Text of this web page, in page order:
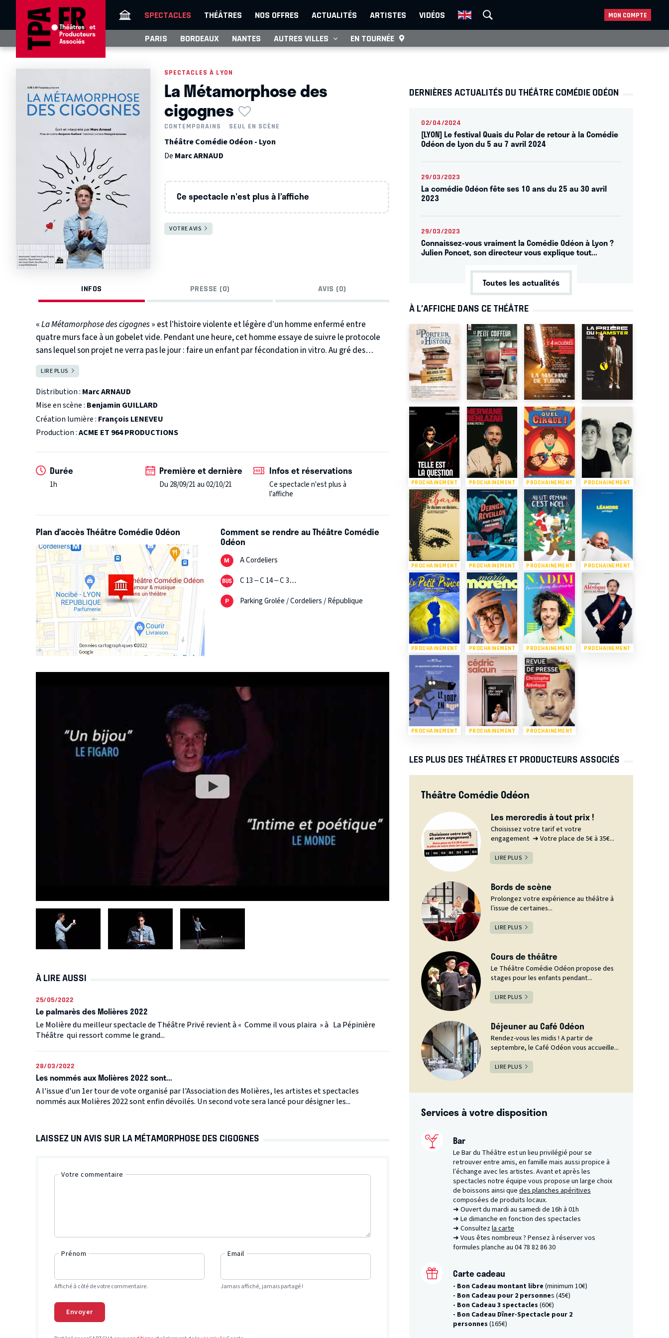
SPECTACLES THÉÂTRES NOS OFFRES ACTUALITÉS ARTISTES VIDÉOS MON COMPTE
PARIS BORDEAUX NANTES AUTRES VILLES EN TOURNÉE
SPECTACLES À LYON
La Métamorphose des
cigognes
CONTEMPORAINS SEUL EN SCÈNE
Théâtre Comédie Odéon - Lyon
De Marc ARNAUD
Ce spectacle n'est plus à l’affiche
VOTRE AVIS
INFOS PRESSE (0) AVIS (0)
«La Métamorphose des cigognes» est l’histoire violente et légère d’un homme enfermé entre
quatre murs face à un gobelet vide. Pendant une heure, cet homme essaye de suivre le protocole
sans lequel son projet ne verra pas le jour : faire un enfant par fécondation in vitro. Au gré des
apparitions de personnages qui se veulent délirants à force de se vouloir pragmatiques, Marc
Arnaud poétise une situation plus que triviale et fait de l’endroit sordide où il est enfermé le pays
fantastique de son imagination.
LIRE PLUS
Distribution : Marc ARNAUD
Mise en scène : Benjamin GUILLARD
Création lumière : François LENEVEU
Production :ACME ET 964 PRODUCTIONS
Durée
1h
Première et dernière
Du 28/09/21 au 02/10/21
Infos et réservations
Ce spectacle n'est plus à
l’affiche
Plan d’accès Théâtre Comédie Odéon
Données cartographiques ©2022
Google
Comment se rendre au Théâtre Comédie
Odéon
A Cordeliers
C 13 – C 14 – C 3…
Parking Grolée / Cordeliers / République
À LIRE AUSSI
25/05/2022
Le palmarès des Molières 2022
Le Molière du meilleur spectacle de Théâtre Privé revient à « Comme il vous plaira » à La Pépinière
Théâtre qui ressort comme le grand...
28/03/2022
Les nommés aux Molières 2022 sont...
A l'issue d'un 1er tour de vote organisé par l'Association des Molières, les artistes et spectacles
nommés aux Molières 2022 sont enfin dévoilés. Un second vote sera lancé pour désigner les...
LAISSEZ UN AVIS SUR LA MÉTAMORPHOSE DES CIGOGNES
Votre commentaire
Prénom
Affiché à côté de votre commentaire.
Email
Jamais affiché, jamais partagé !
Envoyer
DERNIÈRES ACTUALITÉS DU THÉÂTRE COMÉDIE ODÉON
02/04/2024
[LYON] Le festival Quais du Polar de retour à la Comédie
Odéon de Lyon du 5 au 7 avril 2024
29/03/2023
La comédie Odéon fête ses 10 ans du 25 au 30 avril
2023
29/03/2023
Connaissez-vous vraiment la Comédie Odéon à Lyon ?
Julien Poncet, son directeur vous explique tout...
Toutes les actualités
À L’AFFICHE DANS CE THÉÂTRE
PROCHAINEMENT PROCHAINEMENT PROCHAINEMENT PROCHAINEMENT
PROCHAINEMENT PROCHAINEMENT PROCHAINEMENT PROCHAINEMENT
PROCHAINEMENT PROCHAINEMENT PROCHAINEMENT PROCHAINEMENT
PROCHAINEMENT PROCHAINEMENT PROCHAINEMENT
LES PLUS DES THÉÂTRES ET PRODUCTEURS ASSOCIÉS
Théâtre Comédie Odéon
Les mercredis à tout prix !
Choisissez votre tarif et votre
engagement ➜ Votre place de 5€ à 35€...
LIRE PLUS
Bords de scène
Prolongez votre expérience au théâtre à
l’issue de certaines...
LIRE PLUS
Cours de théâtre
Le Théâtre Comédie Odéon propose des
stages pour les enfants pendant...
LIRE PLUS
Déjeuner au Café Odéon
Rendez-vous les midis ! A partir de
septembre, le Café Odéon vous accueille...
LIRE PLUS
Services à votre disposition
Bar
Le Bar du Théâtre est un lieu privilégié pour se
retrouver entre amis, en famille mais aussi propice à
l’échange avec les artistes. Avant et après les
spectacles notre équipe vous propose un large choix
de boissons ainsi que des planches apéritives
composées de produits locaux.
➜ Ouvert du mardi au samedi de 16h à 01h
➜ Le dimanche en fonction des spectacles
➜ Consultezla carte
➜ Vous êtes nombreux ? Pensez à réserver vos
formules planche au 04 78 82 86 30
Carte cadeau
- Bon Cadeau montant libre (minimum 10€)
- Bon Cadeau pour 2 personnes (45€)
- Bon Cadeau 3 spectacles (60€)
- Bon Cadeau Dîner-Spectacle pour 2
personnes (165€)